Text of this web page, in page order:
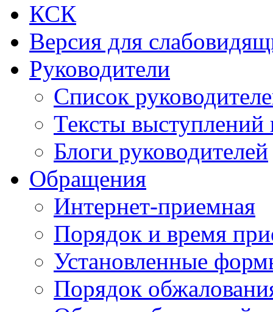
КСК
Версия для
Руководители
Список
Тексты выступлений
Блоги руководителей
Обращения
Интернет-приемная
Порядок и время
Установленные
Порядок